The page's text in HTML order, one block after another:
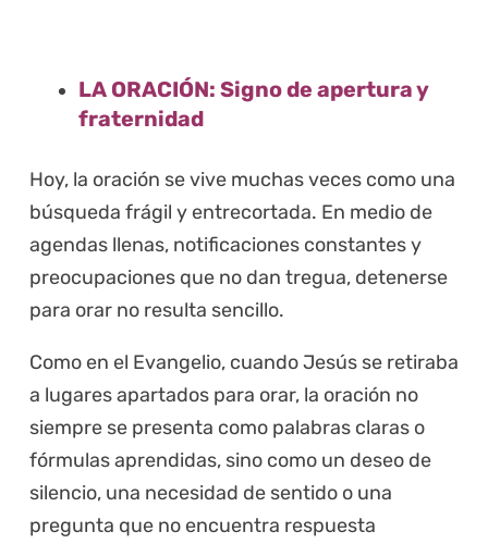
LA ORACIÓN: Signo de apertura y
fraternidad
Hoy, la oración se vive muchas veces como una
búsqueda frágil y entrecortada. En medio de
agendas llenas, notificaciones constantes y
preocupaciones que no dan tregua, detenerse
para orar no resulta sencillo.
Como en el Evangelio, cuando Jesús se retiraba
a lugares apartados para orar, la oración no
siempre se presenta como palabras claras o
fórmulas aprendidas, sino como un deseo de
silencio, una necesidad de sentido o una
pregunta que no encuentra respuesta